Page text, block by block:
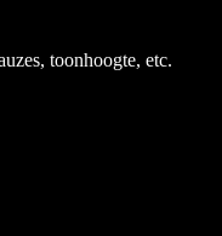
toonhoogte, etc.